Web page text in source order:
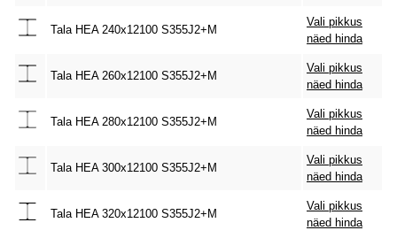
Tala HEA 240x12100 S355J2+M
Vali pikkus
näed hinda
Tala HEA 260x12100 S355J2+M
Vali pikkus
näed hinda
Tala HEA 280x12100 S355J2+M
Vali pikkus
näed hinda
Tala HEA 300x12100 S355J2+M
Vali pikkus
näed hinda
Tala HEA 320x12100 S355J2+M
Vali pikkus
näed hinda